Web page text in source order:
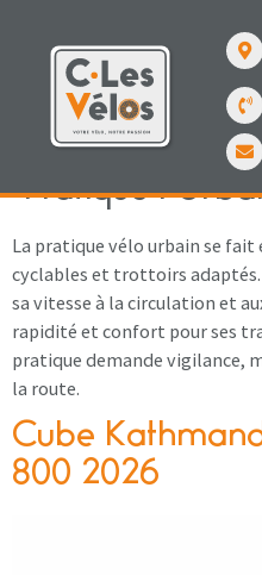
Pratique :
La pratique vélo urbain se
cyclables et trottoirs
sa vitesse à la circulation et
rapidité et confort pour ses
pratique demande vigilance,
la route.
Cube
800 2026